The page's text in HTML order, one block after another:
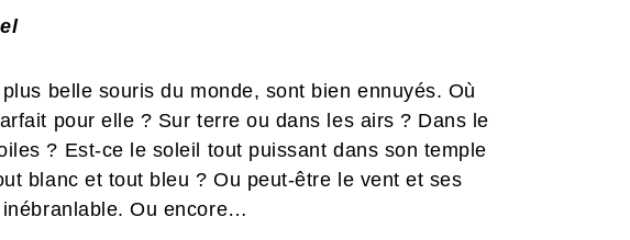
belle souris du monde, sont bien ennuyés. Où
pour elle ? Sur terre ou dans les airs ? Dans le
? Est-ce le soleil tout puissant dans son temple
blanc et tout bleu ? Ou peut-être le vent et ses
Ou encore…